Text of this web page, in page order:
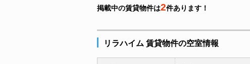
掲載中の賃貸物件は2件あります！
リラハイム 賃貸物件の空室情報